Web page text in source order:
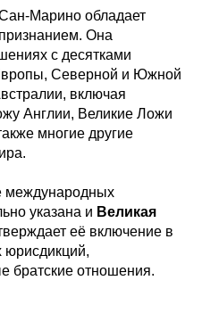
Марино обладает
Она
с десятками
Северной и Южной
включая
Англии, Великие Ложи
многие другие
международных
указана и Великая
её включение в
юрисдикций,
братские отношения.